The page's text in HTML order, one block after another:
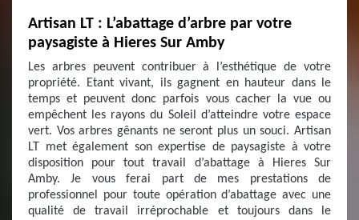
Artisan LT : L’abattage d’arbre par votre
paysagiste à Hieres Sur Amby
Les arbres peuvent contribuer à l’esthétique de votre
propriété. Etant vivant, ils gagnent en hauteur dans le
temps et peuvent donc parfois vous cacher la vue ou
empêchent les rayons du Soleil d’atteindre votre espace
vert. Vos arbres gênants ne seront plus un souci. Artisan
LT met également son expertise de paysagiste à votre
disposition pour tout travail d’abattage à Hieres Sur
Amby. Je vous ferai part de mes prestations de
professionnel pour toute opération d’abattage avec une
qualité de travail irréprochable et toujours dans le